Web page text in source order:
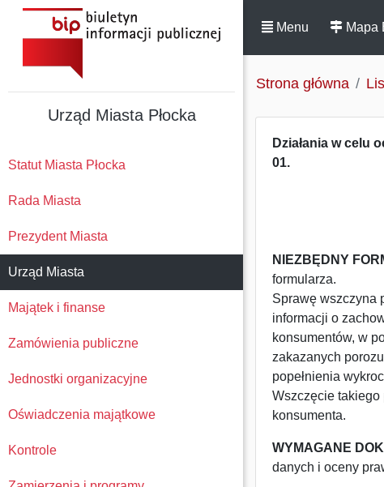
Urząd Miasta Płocka
Statut Miasta Płocka
Rada Miasta
Prezydent Miasta
Urząd Miasta
Majątek i finanse
Zamówienia publiczne
Jednostki organizacyjne
Oświadczenia majątkowe
Kontrole
Menu Mapa
Strona główna
Działania w celu
01.
NIEZBĘDNY
formularza.
Sprawę wszczyna
informacji o
konsumentów, w
zakazanych
popełnienia
Wszczęcie
konsumenta.
WYMAGANE
danych i oceny